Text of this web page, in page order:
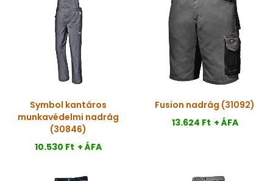
Symbol kantáros
munkavédelmi nadrág
(30846)
10.530 Ft + ÁFA
Fusion nadrág (31092)
13.624 Ft + ÁFA